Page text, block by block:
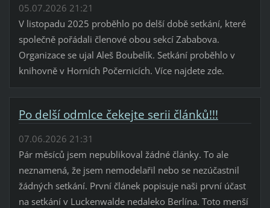
05.07.2026 21:21
V listopadu 2025 proběhlo po delší době setkání, které
společně pořádali členové obou sekcí Zababova.
Organizace se ujal Aleš Boubelík. Setkání proběhlo v
knihovně v Horních Počernicích. Více najdete zde.
Po delší odmlce čekejte serii článků!!!
07.06.2026 21:31
Pár měsíců jsem nepublikoval žádné články. To ale
neznamená, že jsem nemodelařil nebo se nezúčastnil
žádných setkání. První článek popisuje naši první účast
na setkání v Luckenwalde nedaleko Berlína. Toto menší